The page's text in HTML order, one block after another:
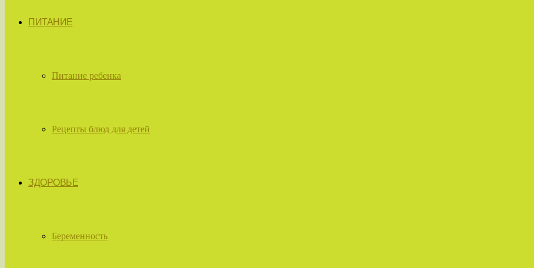
ПИТАНИЕ
Питание ребенка
Рецепты блюд для детей
ЗДОРОВЬЕ
Беременность